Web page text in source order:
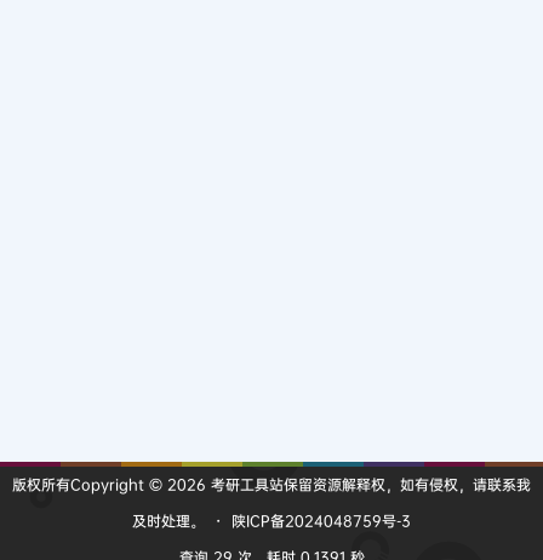
版权所有Copyright © 2026 考研工具站保留资源解释权，如有侵权，请联系我
及时处理。
・
陕ICP备2024048759号-3